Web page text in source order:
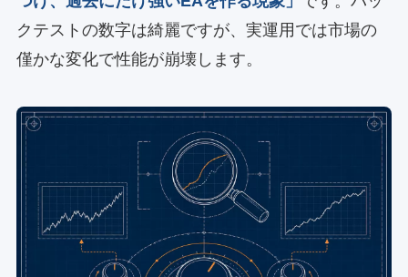
クテストの数字は綺麗ですが、実運用では市場の
僅かな変化で性能が崩壊します。